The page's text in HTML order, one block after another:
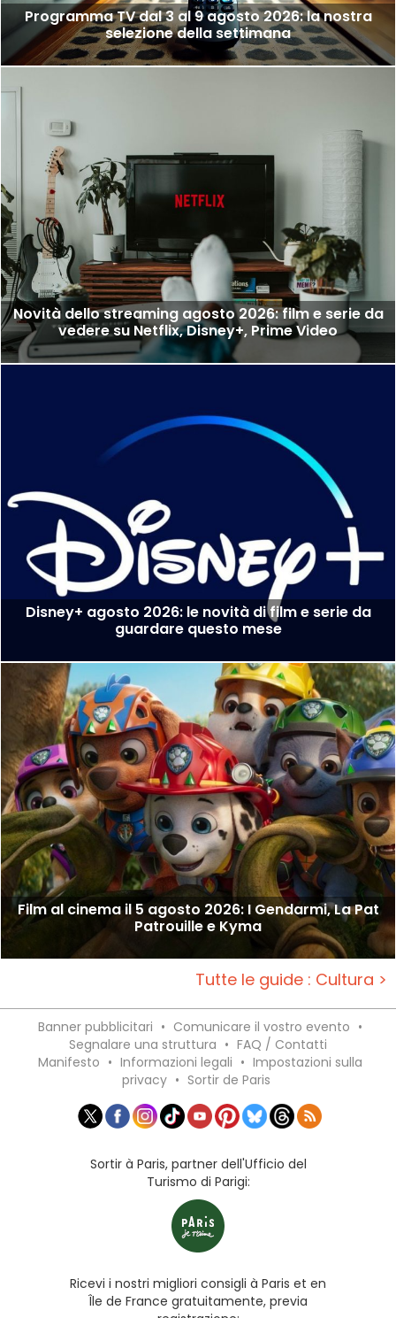
Programma TV dal 3 al 9 agosto 2026: la nostra
selezione della settimana
Novità dello streaming agosto 2026: film e serie da
vedere su Netflix, Disney+, Prime Video
Disney+ agosto 2026: le novità di film e serie da
guardare questo mese
Film al cinema il 5 agosto 2026: I Gendarmi, La Pat
Patrouille e Kyma
Tutte le guide : Cultura >
Banner pubblicitari • Comunicare il vostro evento •
Segnalare una struttura • FAQ / Contatti
Manifesto • Informazioni legali • Impostazioni sulla
privacy • Sortir de Paris
Sortir à Paris, partner dell'Ufficio del
Turismo di Parigi:
Ricevi i nostri migliori consigli à Paris et en
Île de France gratuitamente, previa